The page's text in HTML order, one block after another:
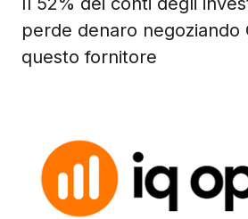
perde denaro negoziando
questo fornitore